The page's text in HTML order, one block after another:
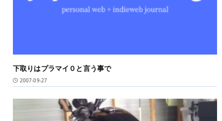
下取りはプラマイ０と言う事で
2007-09-27